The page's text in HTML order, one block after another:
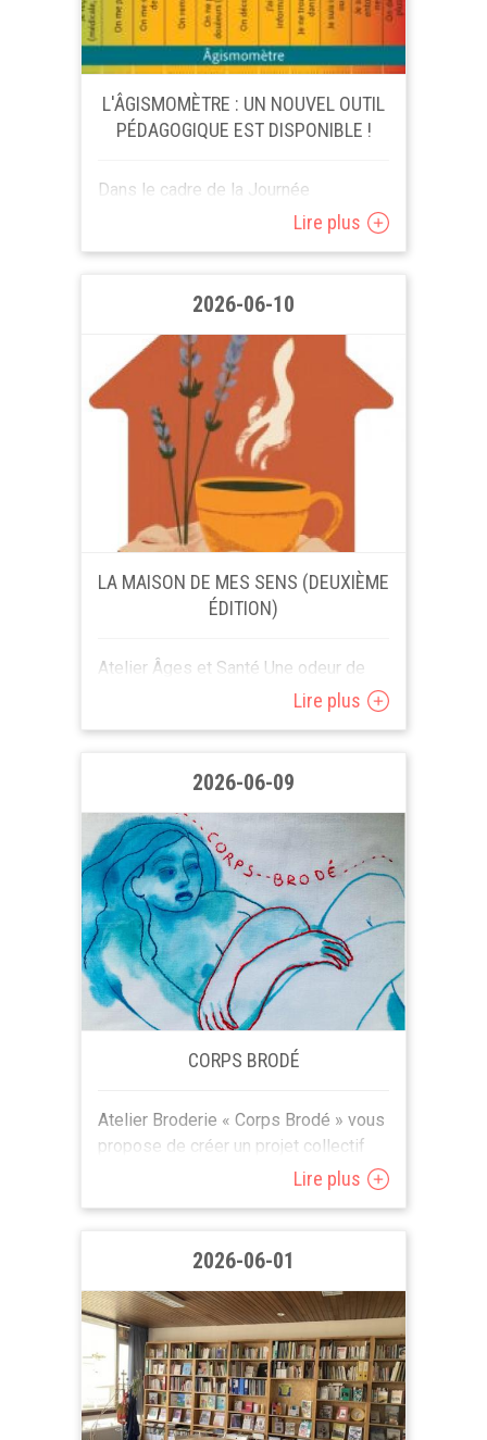
L'ÂGISMOMÈTRE : UN NOUVEL OUTIL
PÉDAGOGIQUE EST DISPONIBLE !
Dans le cadre de la Journée
internationale de lutte contre la
(Respect Seniors, Liages, Centre
Lire plus
2026-06-10
LA MAISON DE MES SENS (DEUXIÈME
ÉDITION)
Atelier Âges et Santé Une odeur de
grain de café ? Le goût d’une fraise
Lire plus
2026-06-09
CORPS BRODÉ
Atelier Broderie « Corps Brodé » vous
propose de créer un projet collectif
d’oeuvres brodées en lien avec les
Lire plus
2026-06-01